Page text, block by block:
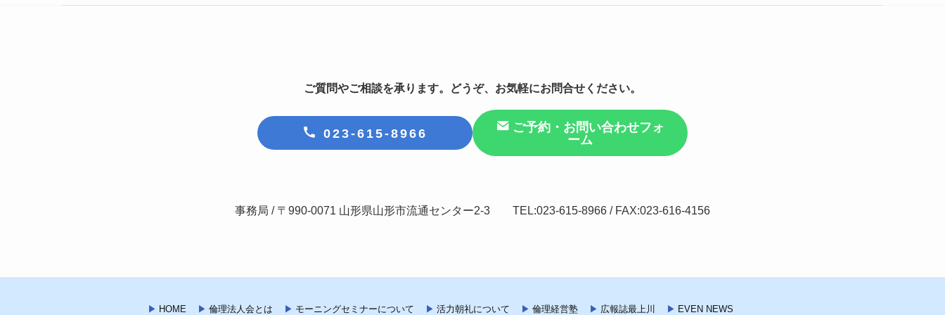
ご質問やご相談を承ります。どうぞ、お気軽にお問合せください。
023-615-8966
ご予約・お問い合わせフォ
ーム
事務局 / 〒990-0071 山形県山形市流通センター2-3 TEL:023-615-8966 / FAX:023-616-4156
HOME 倫理法人会とは モーニングセミナーについて 活力朝礼について 倫理経営塾 広報誌最上川 EVEN NEWS